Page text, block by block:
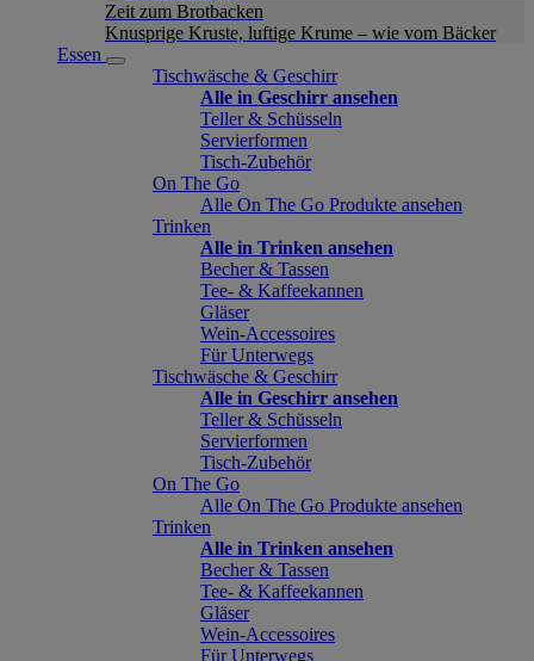
Zeit zum Brotbacken
Knusprige Kruste, luftige Krume – wie vom Bäcker
Essen
Tischwäsche & Geschirr
Alle in Geschirr ansehen
Teller & Schüsseln
Servierformen
Tisch-Zubehör
On The Go
Alle On The Go Produkte ansehen
Trinken
Alle in Trinken ansehen
Becher & Tassen
Tee- & Kaffeekannen
Gläser
Wein-Accessoires
Für Unterwegs
Tischwäsche & Geschirr
Alle in Geschirr ansehen
Teller & Schüsseln
Servierformen
Tisch-Zubehör
On The Go
Alle On The Go Produkte ansehen
Trinken
Alle in Trinken ansehen
Becher & Tassen
Tee- & Kaffeekannen
Gläser
Wein-Accessoires
Für Unterwegs